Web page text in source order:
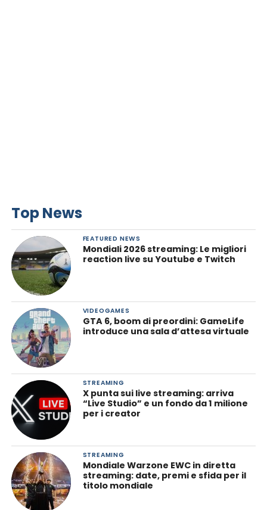
Top News
FEATURED NEWS
Mondiali 2026 streaming: Le migliori
reaction live su Youtube e Twitch
VIDEOGAMES
GTA 6, boom di preordini: GameLife
introduce una sala d’attesa virtuale
STREAMING
X punta sui live streaming: arriva
“Live Studio” e un fondo da 1 milione
per i creator
STREAMING
Mondiale Warzone EWC in diretta
streaming: date, premi e sfida per il
titolo mondiale